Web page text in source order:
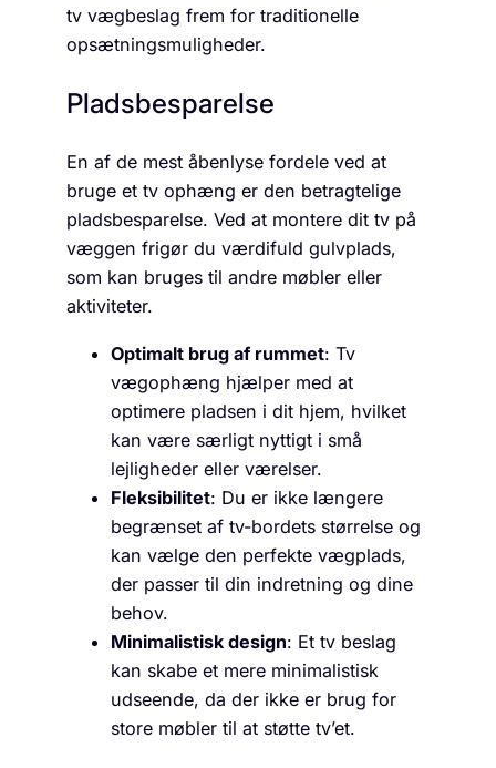
tv vægbeslag frem for traditionelle
opsætningsmuligheder.
Pladsbesparelse
En af de mest åbenlyse fordele ved at
bruge et tv ophæng er den betragtelige
pladsbesparelse. Ved at montere dit tv på
væggen frigør du værdifuld gulvplads,
som kan bruges til andre møbler eller
aktiviteter.
Optimalt brug af rummet: Tv
vægophæng hjælper med at
optimere pladsen i dit hjem, hvilket
kan være særligt nyttigt i små
lejligheder eller værelser.
Fleksibilitet: Du er ikke længere
begrænset af tv-bordets størrelse og
kan vælge den perfekte vægplads,
der passer til din indretning og dine
behov.
Minimalistisk design: Et tv beslag
kan skabe et mere minimalistisk
udseende, da der ikke er brug for
store møbler til at støtte tv’et.